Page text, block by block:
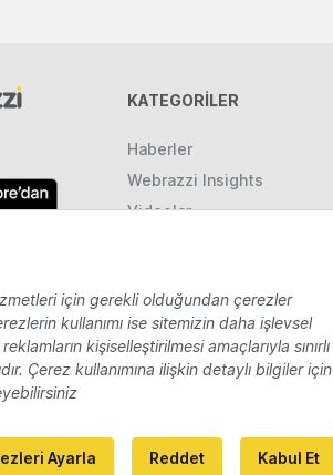
KATEGORILER
Haberler
Webrazzi Insights
Videolar